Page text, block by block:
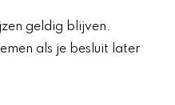
geldig blijven.
als je besluit later